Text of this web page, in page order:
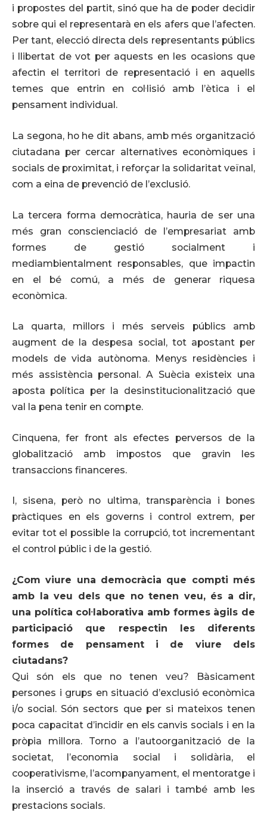
i propostes del partit, sinó que ha de poder decidir
sobre qui el representarà en els afers que l’afecten.
Per tant, elecció directa dels representants públics
i llibertat de vot per aquests en les ocasions que
afectin el territori de representació i en aquells
temes que entrin en col·lisió amb l’ètica i el
pensament individual.
La segona, ho he dit abans, amb més organització
ciutadana per cercar alternatives econòmiques i
socials de proximitat, i reforçar la solidaritat veïnal,
com a eina de prevenció de l’exclusió.
La tercera forma democràtica, hauria de ser una
més gran conscienciació de l’empresariat amb
formes de gestió socialment i
mediambientalment responsables, que impactin
en el bé comú, a més de generar riquesa
econòmica.
La quarta, millors i més serveis públics amb
augment de la despesa social, tot apostant per
models de vida autònoma. Menys residències i
més assistència personal. A Suècia existeix una
aposta política per la desinstitucionalització que
val la pena tenir en compte.
Cinquena, fer front als efectes perversos de la
globalització amb impostos que gravin les
transaccions financeres.
I, sisena, però no ultima, transparència i bones
pràctiques en els governs i control extrem, per
evitar tot el possible la corrupció, tot incrementant
el control públic i de la gestió.
¿Com viure una democràcia que compti més
amb la veu dels que no tenen veu, és a dir,
una política col·laborativa amb formes àgils de
participació que respectin les diferents
formes de pensament i de viure dels
ciutadans?
Qui són els que no tenen veu? Bàsicament
persones i grups en situació d’exclusió econòmica
i/o social. Són sectors que per si mateixos tenen
poca capacitat d’incidir en els canvis socials i en la
pròpia millora. Torno a l’autoorganització de la
societat, l’economia social i solidària, el
cooperativisme, l’acompanyament, el mentoratge i
la inserció a través de salari i també amb les
prestacions socials.